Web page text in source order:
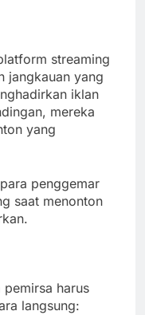
streaming
jangkauan yang
iklan
mereka
yang
penggemar
saat menonton
harus
langsung: